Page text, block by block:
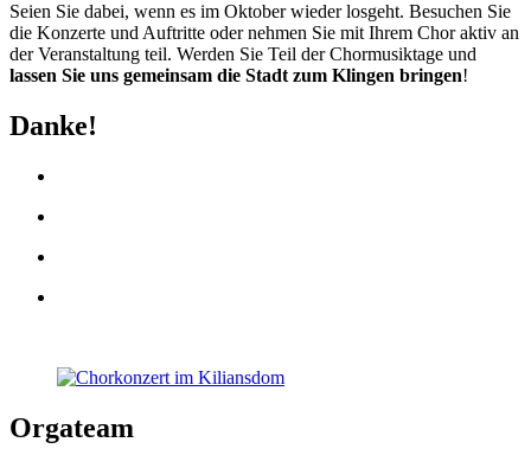
Seien Sie dabei, wenn es im Oktober wieder losgeht. Besuchen Sie
die Konzerte und Auftritte oder nehmen Sie mit Ihrem Chor aktiv an
der Veranstaltung teil. Werden Sie Teil der Chormusiktage und
lassen Sie uns gemeinsam die Stadt zum Klingen bringen!
Danke!
Orgateam